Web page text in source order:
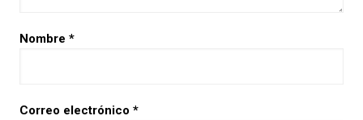
Nombre *
Correo electrónico *